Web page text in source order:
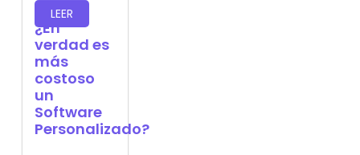
LEER
¿En
verdad es
más
costoso
un
Software
Personalizado?